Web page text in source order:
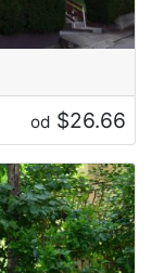
od $26.66